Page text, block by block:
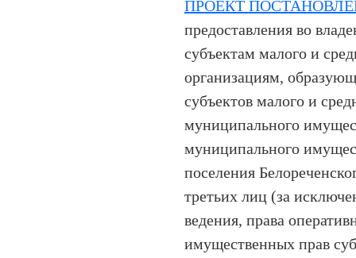
ПРОЕКТ
предоставления во
субъектам малого и
организациям,
субъектов малого и
муниципального
муниципального
поселения
третьих лиц (за
ведения, права
имущественных прав